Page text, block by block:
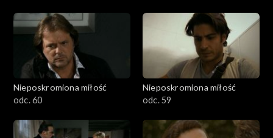
Nieposkromiona miłość
odc. 60
Nieposkromiona miłość
odc. 59